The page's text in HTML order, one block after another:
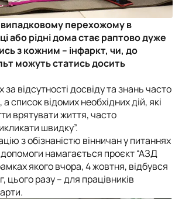
випадковому перехожому в
або рідні дома стає раптово дуже
з кожним – інфаркт, чи, до
можуть статись досить
за відсутності досвіду та знань часто
список відомих необхідних дій, які
врятувати життя, часто
швидку”.
з обізнаністю вінничан у питаннях
намагається проєкт “АЗД
якого вчора, 4 жовтня, відбувся
цього разу – для працівників